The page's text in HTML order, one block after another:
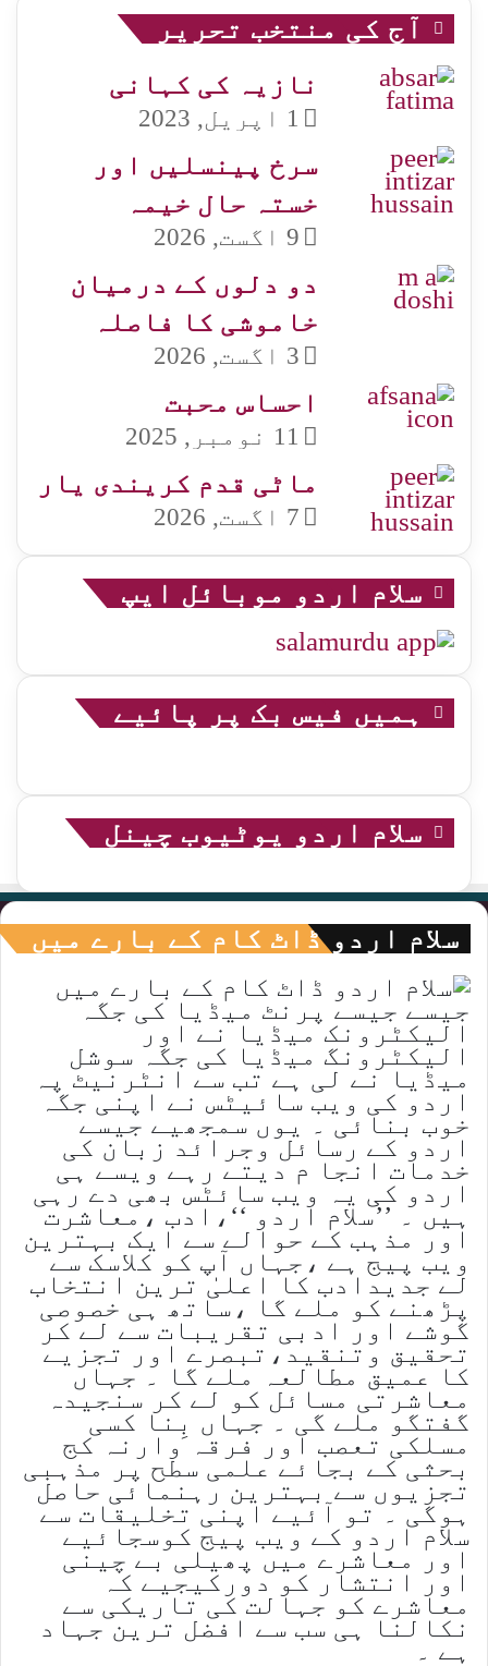
آج کی منتخب تحریر
نازیہ کی کہانی
1 اپریل, 2023
سرخ پینسلیں اور
خستہ حال خیمہ
9 اگست, 2026
دو دلوں کے درمیان
خاموشی کا فاصلہ
3 اگست, 2026
احساس محبت
11 نومبر, 2025
ماٹی قدم کریندی یار
7 اگست, 2026
سلام اردو موبائل ایپ
ہمیں فیس بک پر پائیے
سلام اردو یوٹیوب چینل
سلام اردو ڈاٹ کام کے بارے میں
جیسے جیسے پرنٹ میڈیا کی جگہ
الیکٹرونک میڈیا نے اور
الیکٹرونگ میڈیا کی جگہ سوشل
میڈیا نے لی ہے تب سے انٹرنیٹ پہ
اردو کی ویب سائیٹس نے اپنی جگہ
خوب بنائی ۔ یوں سمجھیے جیسے
اردو کے رسائل وجرائد زبان کی
خدمات انجا م دیتے رہے ویسے ہی
اردو کی یہ ویب سائٹس بھی دے رہی
ہیں ۔ ’’سلام اردو ‘‘،ادب ،معاشرت
اور مذہب کے حوالے سے ایک بہترین
ویب پیج ہے ،جہاں آپ کو کلاسک سے
لے جدیدادب کا اعلیٰ ترین انتخاب
پڑھنے کو ملے گا ،ساتھ ہی خصوصی
گوشے اور ادبی تقریبات سے لے کر
تحقیق وتنقید،تبصرے اور تجزیے
کا عمیق مطالعہ ملے گا ۔ جہاں
معاشرتی مسائل کو لے کر سنجیدہ
گفتگو ملے گی ۔ جہاں بِنا کسی
مسلکی تعصب اور فرقہ وارنہ کج
بحثی کے بجائے علمی سطح پر مذہبی
تجزیوں سے بہترین رہنمائی حاصل
ہوگی ۔ تو آئیے اپنی تخلیقات سے
سلام اردو کے ویب پیج کوسجائیے
اور معاشرے میں پھیلی بے چینی
اور انتشار کو دورکیجیے کہ
معاشرے کو جہالت کی تاریکی سے
نکالنا ہی سب سے افضل ترین جہاد
ہے ۔